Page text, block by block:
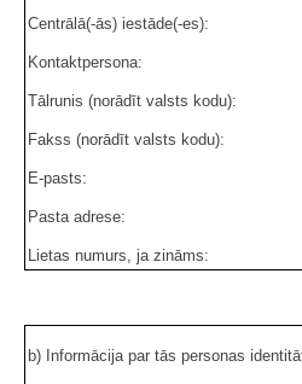
Centrālā(-ās) iestāde(-es):
Kontaktpersona:
Tālrunis (norādīt valsts kodu):
Fakss (norādīt valsts kodu):
E-pasts:
Pasta adrese:
Lietas numurs, ja zināms:
b) Informācija par tās personas